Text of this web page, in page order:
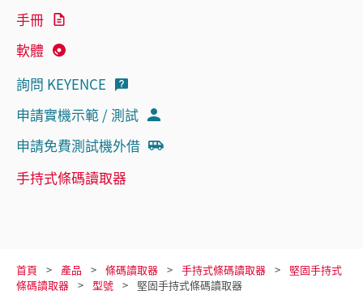
手冊
軟體
詢問 KEYENCE
申請實機示範 / 測試
申請免費測試機外借
手持式條碼讀取器
首頁 產品 條碼讀取器 手持式條碼讀取器
堅固手持式
條碼讀取器
型號 堅固手持式條碼讀取器